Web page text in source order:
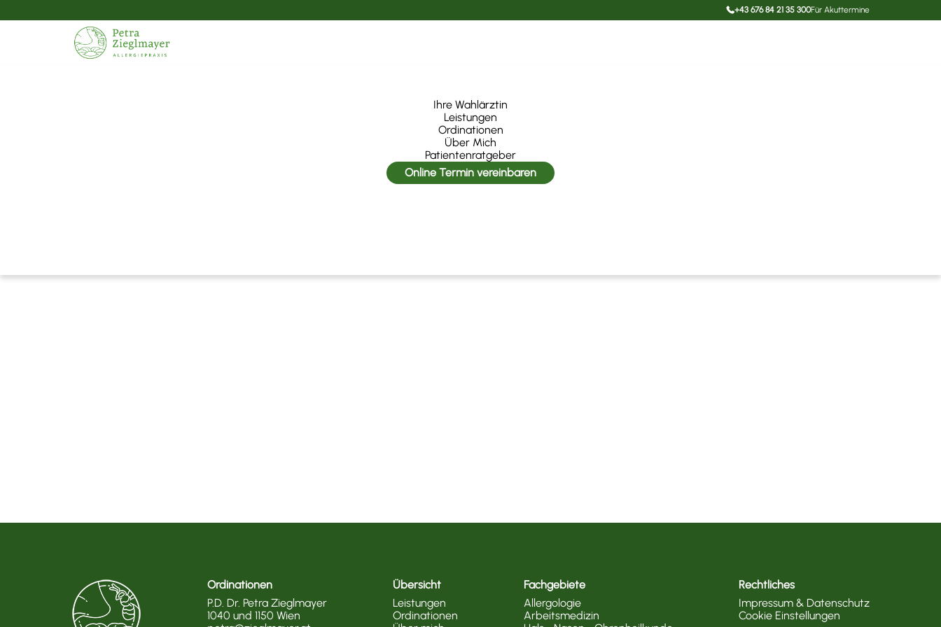
+43 676 84 21 35 300Für Akuttermine
Ihre Wahlärztin
Leistungen
Ordinationen
Über Mich
Patientenratgeber
Online Termin vereinbaren
Ordinationen
P.D. Dr. Petra Zieglmayer
1040 und 1150 Wien
Übersicht
Leistungen
Ordinationen
Fachgebiete
Allergologie
Arbeitsmedizin
Rechtliches
Impressum & Datenschutz
Cookie Einstellungen